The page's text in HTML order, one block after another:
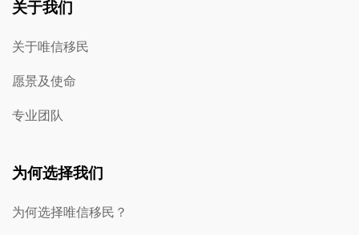
关于我们
关于唯信移民
愿景及使命
专业团队
为何选择我们
为何选择唯信移民？